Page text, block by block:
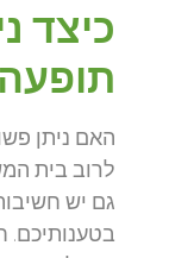
כיצד
תופעה
האם ניתן
לרוב בית
גם יש
בטענותיכם.